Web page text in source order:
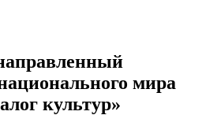
мира
культур»